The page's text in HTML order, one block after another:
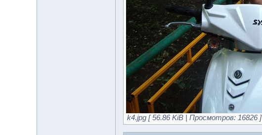
k4.jpg [ 56.86 KiB | Просмотров: 16826 ]